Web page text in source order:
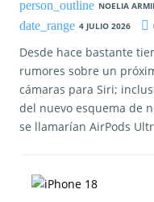
NOELIA
4 JULIO 2026
Desde hace bastante
rumores sobre un
cámaras para Siri;
del nuevo esquema de
se llamarían AirPods